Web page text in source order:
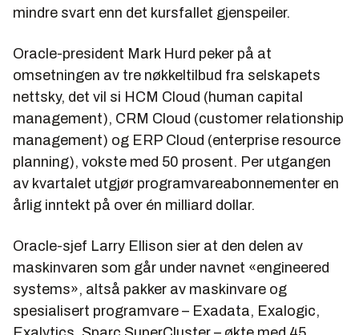
mindre svart enn det kursfallet gjenspeiler.
Oracle-president Mark Hurd peker på at
omsetningen av tre nøkkeltilbud fra selskapets
nettsky, det vil si HCM Cloud (human capital
management), CRM Cloud (customer relationship
management) og ERP Cloud (enterprise resource
planning), vokste med 50 prosent. Per utgangen
av kvartalet utgjør programvareabonnementer en
årlig inntekt på over én milliard dollar.
Oracle-sjef Larry Ellison sier at den delen av
maskinvaren som går under navnet «engineered
systems», altså pakker av maskinvare og
spesialisert programvare – Exadata, Exalogic,